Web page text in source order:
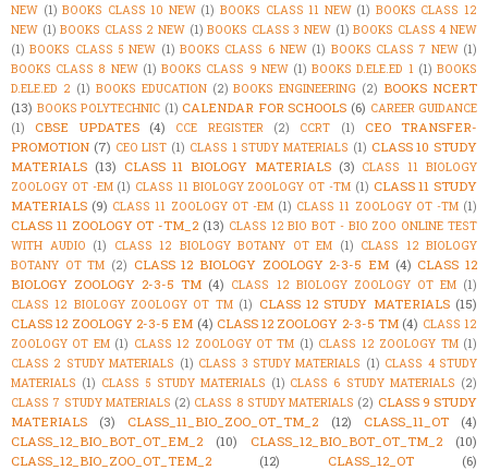
NEW (1) BOOKS CLASS 10 NEW (1) BOOKS CLASS 11 NEW (1) BOOKS CLASS 12
NEW (1) BOOKS CLASS 2 NEW (1) BOOKS CLASS 3 NEW (1) BOOKS CLASS 4 NEW
(1) BOOKS CLASS 5 NEW (1) BOOKS CLASS 6 NEW (1) BOOKS CLASS 7 NEW (1)
BOOKS CLASS 8 NEW (1) BOOKS CLASS 9 NEW (1) BOOKS D.ELE.ED 1 (1) BOOKS
D.ELE.ED 2 (1) BOOKS EDUCATION (2) BOOKS ENGINEERING (2) BOOKS NCERT
(13) BOOKS POLYTECHNIC (1) CALENDAR FOR SCHOOLS (6) CAREER GUIDANCE
(1)
CBSE UPDATES (4) CCE REGISTER (2) CCRT (1)
CEO TRANSFER-
PROMOTION (7) CEO LIST (1) CLASS 1 STUDY MATERIALS (1) CLASS 10 STUDY
MATERIALS (13) CLASS 11 BIOLOGY MATERIALS (3) CLASS 11 BIOLOGY
ZOOLOGY OT -EM (1) CLASS 11 BIOLOGY ZOOLOGY OT -TM (1) CLASS 11 STUDY
MATERIALS (9) CLASS 11 ZOOLOGY OT -EM (1) CLASS 11 ZOOLOGY OT -TM (1)
CLASS 11 ZOOLOGY OT -TM_2 (13) CLASS 12 BIO BOT - BIO ZOO ONLINE TEST
WITH AUDIO (1) CLASS 12 BIOLOGY BOTANY OT EM (1) CLASS 12 BIOLOGY
BOTANY OT TM (2) CLASS 12 BIOLOGY ZOOLOGY 2-3-5 EM (4) CLASS 12
BIOLOGY ZOOLOGY 2-3-5 TM (4) CLASS 12 BIOLOGY ZOOLOGY OT EM (1)
CLASS 12 BIOLOGY ZOOLOGY OT TM (1) CLASS 12 STUDY MATERIALS (15)
CLASS 12 ZOOLOGY 2-3-5 EM (4) CLASS 12 ZOOLOGY 2-3-5 TM (4) CLASS 12
ZOOLOGY OT EM (1) CLASS 12 ZOOLOGY OT TM (1) CLASS 12 ZOOLOGY TM (1)
CLASS 2 STUDY MATERIALS (1) CLASS 3 STUDY MATERIALS (1) CLASS 4 STUDY
MATERIALS (1) CLASS 5 STUDY MATERIALS (1) CLASS 6 STUDY MATERIALS (2)
CLASS 7 STUDY MATERIALS (2) CLASS 8 STUDY MATERIALS (2) CLASS 9 STUDY
MATERIALS
(3) CLASS_11_BIO_ZOO_OT_TM_2 (12) CLASS_11_OT
(4)
CLASS_12_BIO_BOT_OT_EM_2
(10) CLASS_12_BIO_BOT_OT_TM_2
(10)
CLASS_12_BIO_ZOO_OT_TEM_2
(12) CLASS_12_OT
(6)